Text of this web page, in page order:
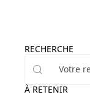
RECHERCHE
À RETENIR